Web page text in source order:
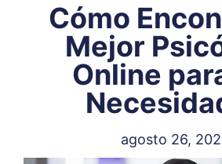
Servicios
Precios
Contacto
Blog
Cómo
Mejor
Online
agosto 26,